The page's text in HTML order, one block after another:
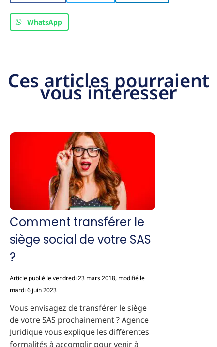
WhatsApp
Ces articles pourraient
vous intéresser
Comment transférer le
siège social de votre SAS
?
Article publié le vendredi 23 mars 2018, modifié le
mardi 6 juin 2023
Vous envisagez de transférer le siège
de votre SAS prochainement ? Agence
Juridique vous explique les différentes
formalités à accomplir pour venir à